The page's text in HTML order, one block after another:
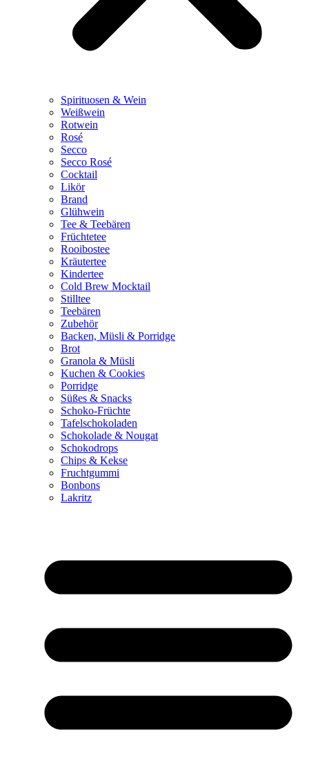
Spirituosen & Wein
Weißwein
Rotwein
Rosé
Secco
Secco Rosé
Cocktail
Likör
Brand
Glühwein
Tee & Teebären
Früchtetee
Rooibostee
Kräutertee
Kindertee
Cold Brew Mocktail
Stilltee
Teebären
Zubehör
Backen, Müsli & Porridge
Brot
Granola & Müsli
Kuchen & Cookies
Porridge
Süßes & Snacks
Schoko-Früchte
Tafelschokoladen
Schokolade & Nougat
Schokodrops
Chips & Kekse
Fruchtgummi
Bonbons
Lakritz